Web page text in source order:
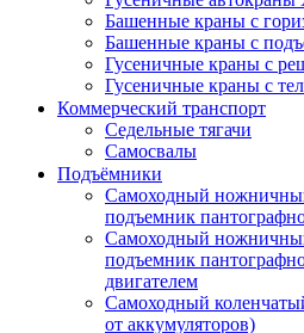
Башенные краны с
Башенные краны с
Гусеничные краны с
Гусеничные краны с
Коммерческий транспорт
Седельные тягачи
Самосвалы
Подъёмники
Самоходный
подъемник
Самоходный
подъемник
двигателем
Самоходный
от аккумуляторов)